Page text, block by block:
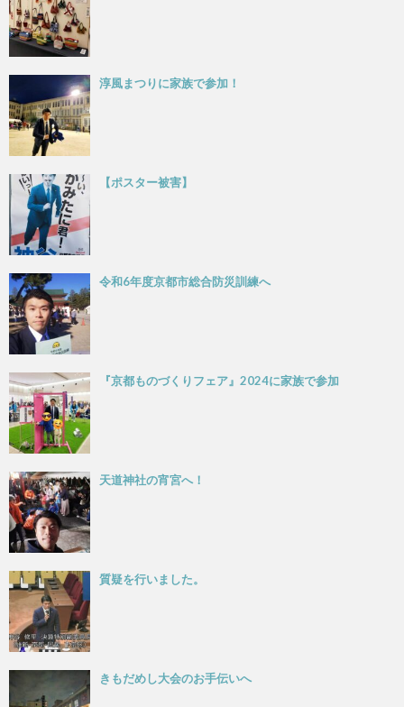
淳風まつりに家族で参加！
【ポスター被害】
令和6年度京都市総合防災訓練へ
『京都ものづくりフェア』2024に家族で参加
天道神社の宵宮へ！
質疑を行いました。
きもだめし大会のお手伝いへ